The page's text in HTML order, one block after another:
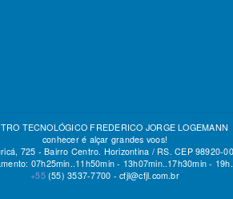
TECNOLÓGICO FREDERICO JORGE LOGEMANN
conhecer é alçar grandes voos!
725 - Bairro Centro. Horizontina / RS. CEP 98920-
07h25min..11h50min - 13h07min..17h30min -
+55 (55) 3537-7700 -cfjl@cfjl.com.br